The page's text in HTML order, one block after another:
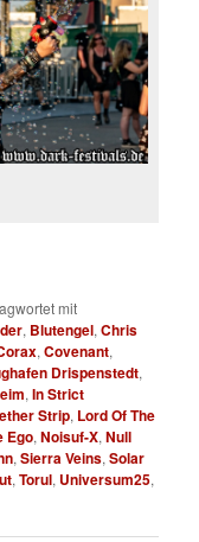
mit
, Blutengel,Chris
,Covenant,
Drispenstedt,
,In Strict
Strip, Lord Of The
Ego,Noisuf-X,Null
,Sierra Veins,Solar
,Torul, Universum25,